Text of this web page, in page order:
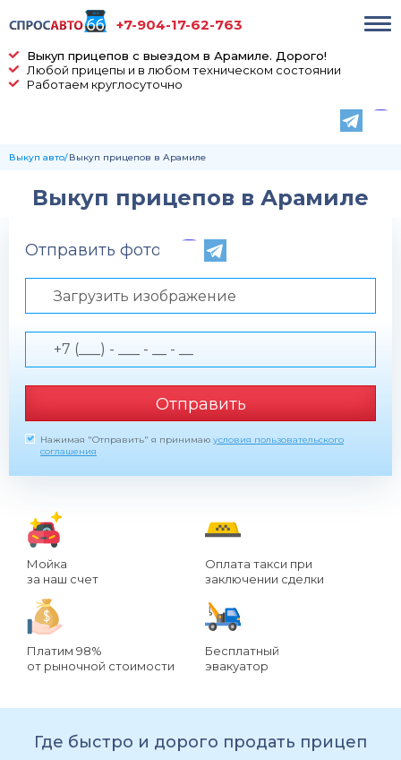
Выкуп прицепов с выездом в Арамиле. Дорого!
Любой прицепы и в любом техническом состоянии
Работаем круглосуточно
+7-904-17-62-763
Выкуп авто Выкуп прицепов в Арамиле
Выкуп прицепов в Арамиле
Отправить фото по телефону
Загрузить изображение
Отправить
Нажимая "Отправить" я принимаю условия пользовательского
соглашения
Мойка
за наш счет
Оплата такси при
заключении сделки
Платим 98%
от рыночной стоимости
Бесплатный
эвакуатор
Где быстро и дорого продать прицеп